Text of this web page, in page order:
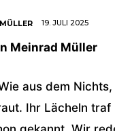
19. JULI 2025
Meinrad Müller
aus dem
Ihr Lächeln traf